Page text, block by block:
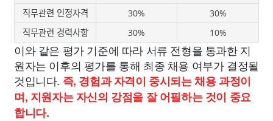
직무관련 인정자격
30%
30%
직무관련 경력사항
30% 10%
이와 같은 평가 기준에 따라 서류 전형을 통과한 지
원자는 이후의 평가를 통해 최종 채용 여부가 결정될
것입니다. 즉, 경험과 자격이 중시되는 채용 과정이
며, 지원자는 자신의 강점을 잘 어필하는 것이 중요
합니다.